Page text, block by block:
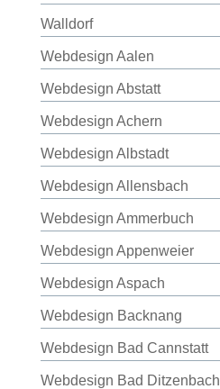
Walldorf
Webdesign Aalen
Webdesign Abstatt
Webdesign Achern
Webdesign Albstadt
Webdesign Allensbach
Webdesign Ammerbuch
Webdesign Appenweier
Webdesign Aspach
Webdesign Backnang
Webdesign Bad Cannstatt
Webdesign Bad Ditzenbach